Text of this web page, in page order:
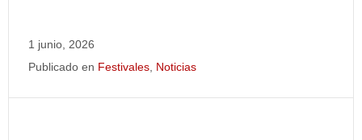
1 junio, 2026
Publicado en Festivales Noticias